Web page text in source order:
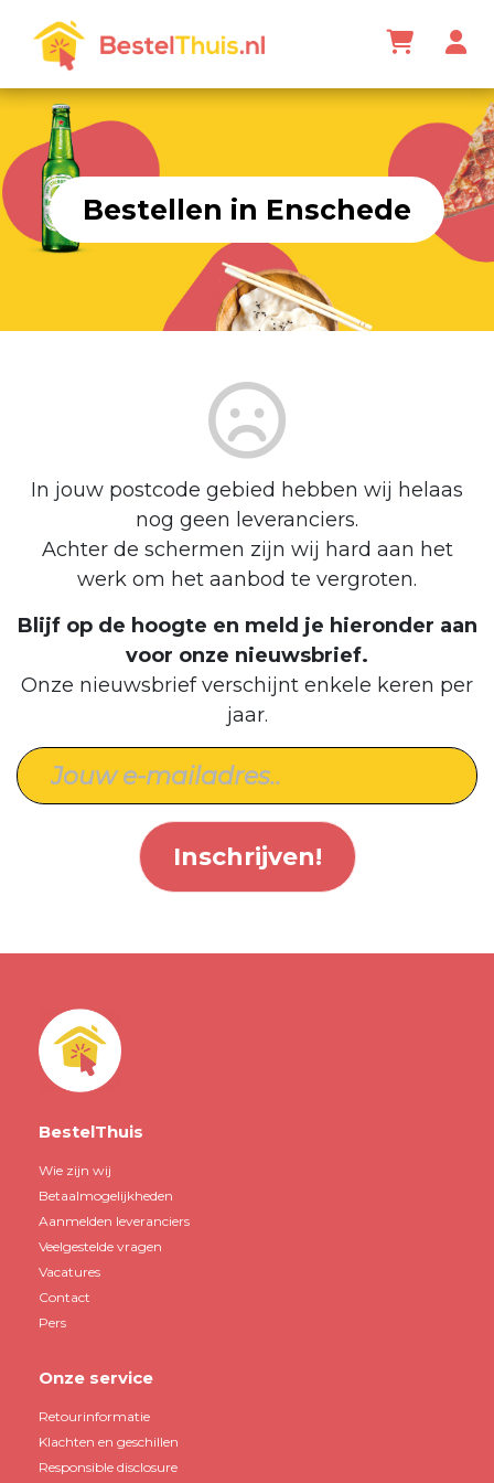
Bestellen in Enschede
In jouw postcode gebied hebben wij helaas
nog geen leveranciers.
Achter de schermen zijn wij hard aan het
werk om het aanbod te vergroten.
Blijf op de hoogte en meld je hieronder aan
voor onze nieuwsbrief.
Onze nieuwsbrief verschijnt enkele keren per
jaar.
Inschrijven!
BestelThuis
Wie zijn wij
Betaalmogelijkheden
Aanmelden leveranciers
Veelgestelde vragen
Vacatures
Contact
Pers
Onze service
Retourinformatie
Klachten en geschillen
Responsible disclosure